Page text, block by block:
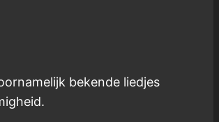
bekende liedjes